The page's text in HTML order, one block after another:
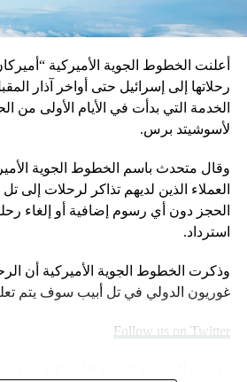
أعلنت الخطوط الجوية الأميركية
رحلاتها إلى إسرائيل حتى أواخر آذار
الخدمة التي بدأت في الأيام الأولى من
لأسوشيتد برس.
وقال متحدث باسم الخطوط الجوية
العملاء الذين لديهم تذاكر لرحلات إلى
الحجز دون أي رسوم إضافية أو إلغاء
استرداد.
وذكرت الخطوط الجوية الأميركية أن
غوريون الدولي في تل أبيب سوف يتم تعليقها
Follow us on Twitter